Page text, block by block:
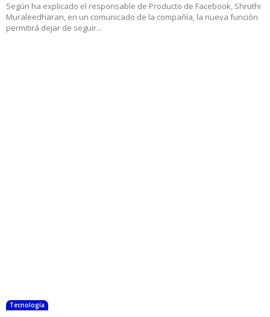
Según ha explicado el responsable de Producto de Facebook, Shruthi
Muraleedharan, en un comunicado de la compañía, la nueva función
permitirá dejar de seguir...
Tecnología